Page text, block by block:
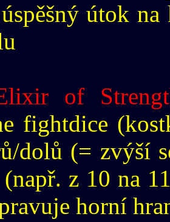
útok
of
fightdice
dolů (= zvýší
(např. z 10 na
horní